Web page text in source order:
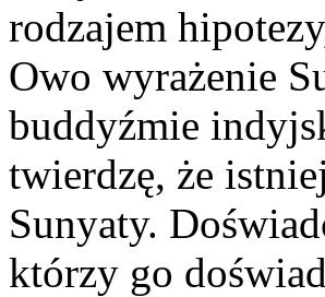
rodzajem
Owo wyrażenie
buddyźmie
twierdzę, że
Sunyaty.
którzy go